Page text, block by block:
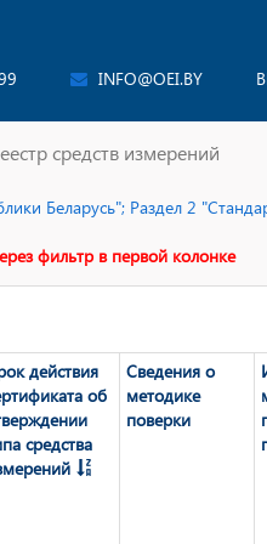
INFO@OEI.BY
средств измерений
Беларусь"; Раздел 2
фильтр в первой колонке
действия
об
средства
Сведения о
методике
поверки